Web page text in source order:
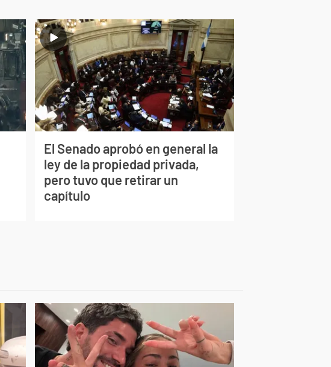
El Senado aprobó en general la
ley de la propiedad privada,
pero tuvo que retirar un
capítulo